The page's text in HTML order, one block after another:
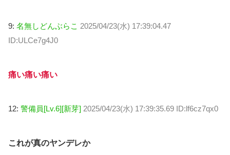
9: 名無しどんぶらこ 2025/04/23(水) 17:39:04.47
ID:ULCe7g4J0
痛い痛い痛い
12: 警備員[Lv.6][新芽] 2025/04/23(水) 17:39:35.69 ID:lf6cz7qx0
これが真のヤンデレか